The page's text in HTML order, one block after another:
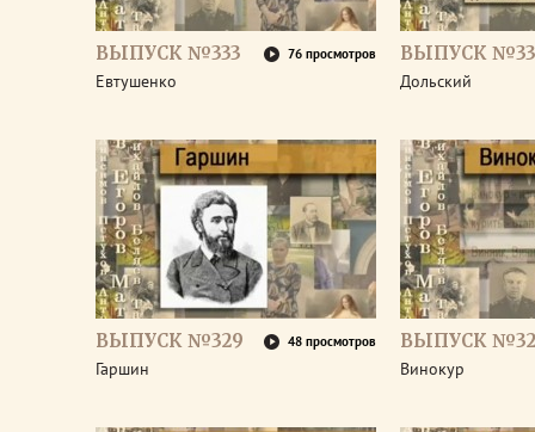
ВЫПУСК №333 76 просмотров
Евтушенко
ВЫПУСК
Дольский
ВЫПУСК №329 48 просмотров
Гаршин
ВЫПУСК
Винокур